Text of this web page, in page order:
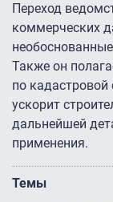
Переход
коммерческих
Также он
по
ускорит
дальнейшей
применения.
Темы